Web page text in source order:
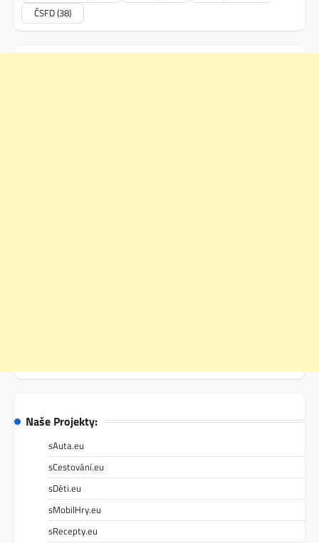
ČSFD(38)
Naše Projekty:
sAuta.eu
sCestování.eu
sDěti.eu
sMobilHry.eu
sRecepty.eu